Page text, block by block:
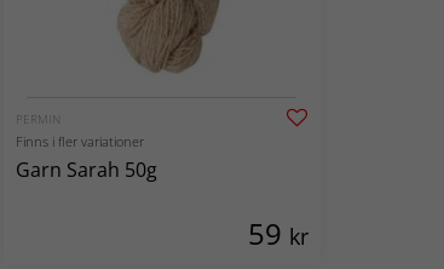
PERMIN
Finns i fler variationer
Garn Sarah 50g
59 kr